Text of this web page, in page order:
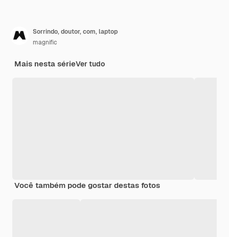
Sorrindo, doutor, com, laptop
magnific
Mais nesta sérieVer tudo
Você também pode gostar destas fotos